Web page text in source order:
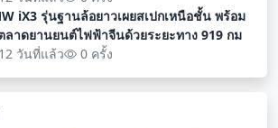
iX3 รุ่นฐานล้อยาวเผยสเปกเหนือชั้น พร้อม
ลาดยานยนต์ไฟฟ้าจีนด้วยระยะทาง 919 กม
12 วันที่แล้ว
0 ครั้ง